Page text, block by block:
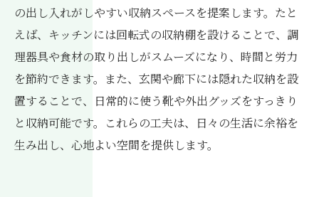
の出し入れがしやすい収納スペースを提案します。たと
えば、キッチンには回転式の収納棚を設けることで、調
理器具や食材の取り出しがスムーズになり、時間と労力
を節約できます。また、玄関や廊下には隠れた収納を設
置することで、日常的に使う靴や外出グッズをすっきり
と収納可能です。これらの工夫は、日々の生活に余裕を
生み出し、心地よい空間を提供します。